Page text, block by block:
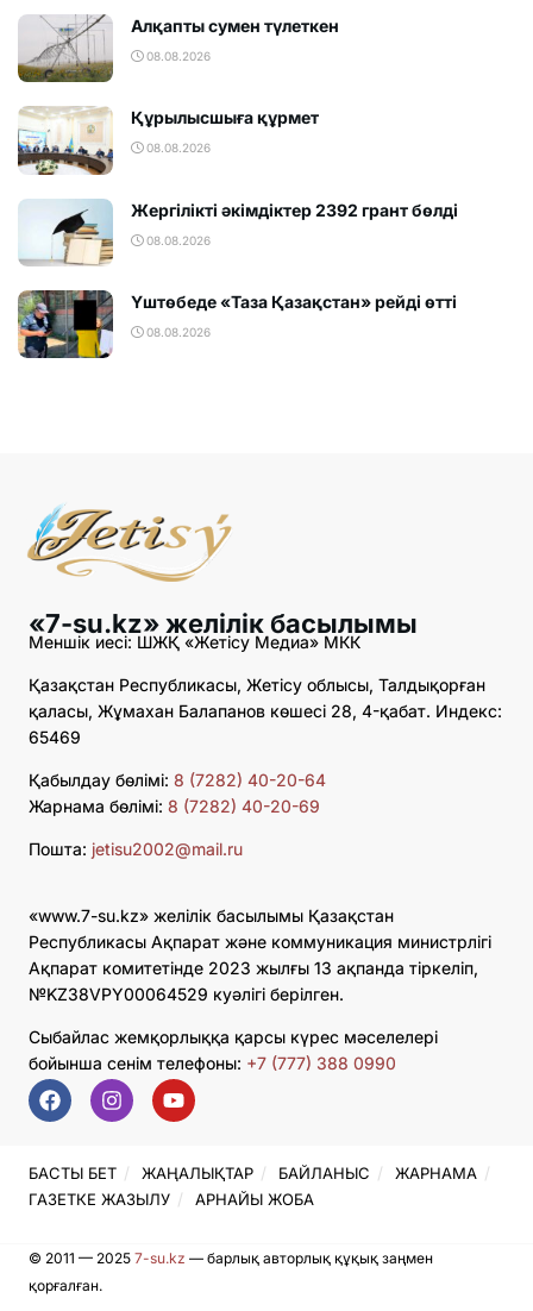
Алқапты сумен түлеткен
08.08.2026
Құрылысшыға құрмет
08.08.2026
Жергілікті әкімдіктер 2392 грант бөлді
08.08.2026
Үштөбеде «Таза Қазақстан» рейді өтті
08.08.2026
«7-su.kz» желілік басылымы
Меншік иесі: ШЖҚ «Жетісу Медиа» МКК
Қазақстан Республикасы, Жетісу облысы, Талдықорған
қаласы, Жұмахан Балапанов көшесі 28, 4-қабат. Индекс:
65469
Қабылдау бөлімі: 8 (7282) 40-20-64
Жарнама бөлімі: 8 (7282) 40-20-69
Пошта: jetisu2002@mail.ru
«www.7-su.kz» желілік басылымы Қазақстан
Республикасы Ақпарат және коммуникация министрлігі
Ақпарат комитетінде 2023 жылғы 13 ақпанда тіркеліп,
№KZ38VPY00064529 куәлігі берілген.
Сыбайлас жемқорлыққа қарсы күрес мәселелері
бойынша сенім телефоны: +7 (777) 388 0990
БАСТЫ БЕТ ЖАҢАЛЫҚТАР БАЙЛАНЫС
ЖАРНАМА
ГАЗЕТКЕ ЖАЗЫЛУ
АРНАЙЫ ЖОБА
© 2011 — 2025 7-su.kz — барлық авторлық құқық заңмен
қорғалған.